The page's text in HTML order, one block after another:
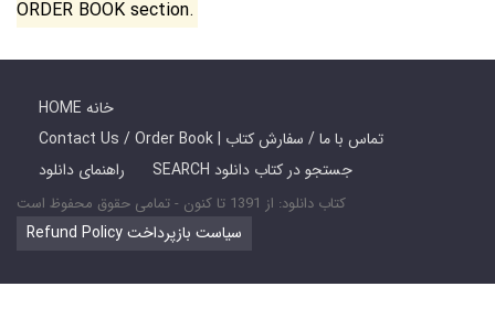
ORDER BOOK section.
HOME خانه
Contact Us / Order Book | تماس با ما / سفارش کتاب
راهنمای دانلود
SEARCH جستجو در کتاب دانلود
کتاب دانلود: از 1391 تا کنون - تمامی حقوق محفوظ است
Refund Policy سیاست بازپرداخت